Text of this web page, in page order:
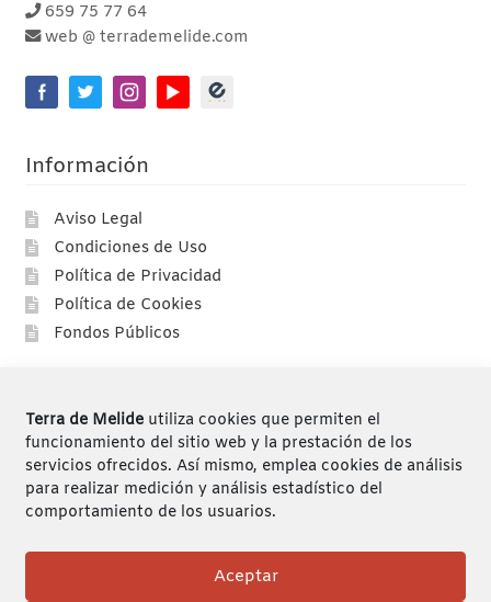
Terra de Melide utiliza cookies que permiten el
funcionamiento del sitio web y la prestación de los
servicios ofrecidos. Así mismo, emplea cookies de análisis
para realizar medición y análisis estadístico del
comportamiento de los usuarios.
Aceptar
659 75 77 64
web @ terrademelide.com
Información
Aviso Legal
Condiciones de Uso
Política de Privacidad
Política de Cookies
Fondos Públicos
Compra segura
Envíos
Devoluciones